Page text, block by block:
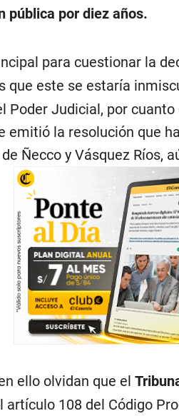
pública por diez años.
para cuestionar la
que este se estaría
Poder Judicial, por
emitió la resolución que
Ñecco y Vásquez Ríos,
ello olvidan que el
artículo 108 del Código